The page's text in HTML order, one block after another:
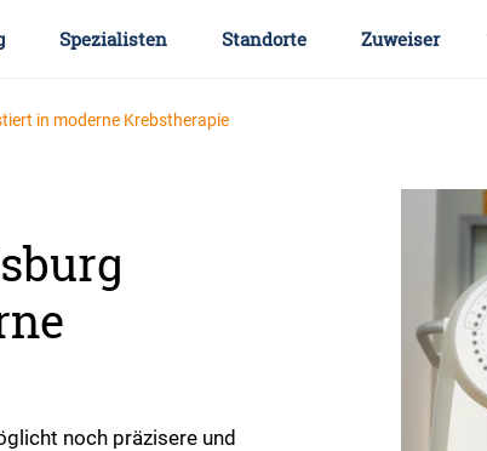
Spezialisten Standorte Zuweiser
in moderne Krebstherapie
noch präzisere und